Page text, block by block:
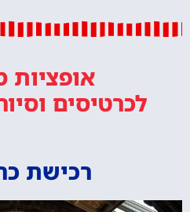
אופציות
לכרטיסים
רכישת